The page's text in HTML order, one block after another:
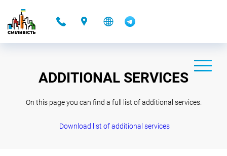
ADDITIONAL SERVICES
On this page you can find a full list of additional services.
Download list of additional services